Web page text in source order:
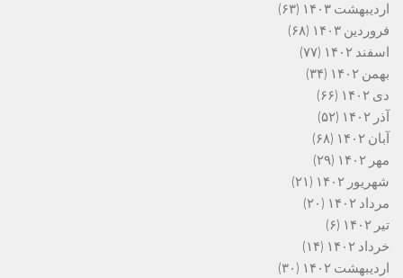
اردیبهشت ۱۴۰۳
(۶۳)
فروردین ۱۴۰۳
(۶۸)
اسفند ۱۴۰۲
(۷۷)
بهمن ۱۴۰۲
(۳۴)
دی ۱۴۰۲
(۶۶)
آذر ۱۴۰۲
(۵۲)
آبان ۱۴۰۲
(۶۸)
مهر ۱۴۰۲
(۲۹)
شهریور ۱۴۰۲
(۲۱)
مرداد ۱۴۰۲
(۲۰)
تیر ۱۴۰۲
(۶)
خرداد ۱۴۰۲
(۱۴)
اردیبهشت ۱۴۰۲
(۳۰)